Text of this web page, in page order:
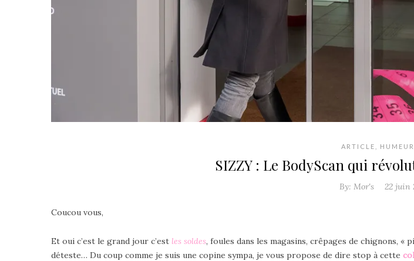
ARTICLE
SIZZY : Le BodyScan qui
By: Mor's 22 juin
Coucou vous,
Et oui c’est le grand jour c’est les soldes, foules dans les magasins, crêpages de chignons,
déteste… Du coup comme je suis une copine sympa, je vous propose de dire stop à cette co